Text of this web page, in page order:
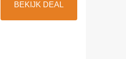
BEKIJK DEAL